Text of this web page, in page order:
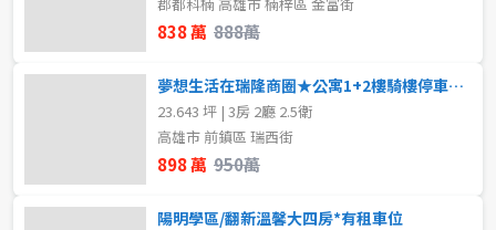
838 萬 888萬
夢想生活在瑞隆商圈★公寓1+2樓騎樓停車★全屋翻新
23.643 坪 | 3房 2廳 2.5衛
高雄市 前鎮區 瑞西街
898 萬 950萬
陽明學區/翻新溫馨大四房*有租車位